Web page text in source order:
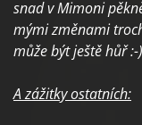
snad v Mimoni
mými změnami
může být ještě hůř :-)
A zážitky ostatních: